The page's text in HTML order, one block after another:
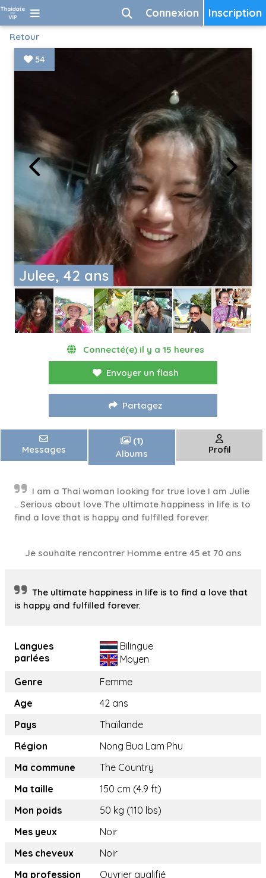
Inscription
Connexion
Retour
Julee, 42 ans
54
Connecté(e) il y a 15 heures
Envoyer un flash
Partagez
Messages
(1)
Albums
Profil
I am a Thai woman looking for true love I am Julie
.. Serious about love The ultimate happiness in life is to
find a love that is happy and fulfilled forever.
Je souhaite rencontrer Homme entre 45 et 70 ans
The ultimate happiness in life is to find a love that
is happy and fulfilled forever.
Langues
parlées
Bilingue
Moyen
Genre
Femme
Age
42 ans
Pays
Thaïlande
Région
Nong Bua Lam Phu
Ma commune
The Country
Ma taille
150 cm (4.9 ft)
Mon poids
50 kg (110 lbs)
Mes yeux
Noir
Mes cheveux
Noir
Ma profession
Ouvrier qualifié